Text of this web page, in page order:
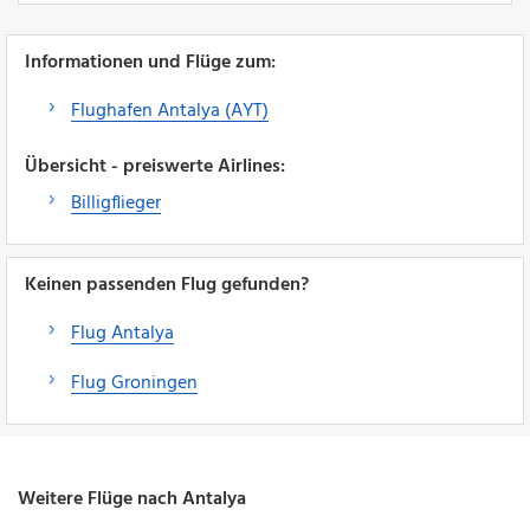
Informationen und Flüge zum:
Flughafen Antalya (AYT)
Übersicht - preiswerte Airlines:
Billigflieger
Keinen passenden Flug gefunden?
Flug Antalya
Flug Groningen
Weitere Flüge nach Antalya